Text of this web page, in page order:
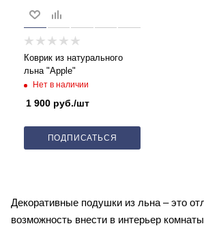
Коврик из натурального
льна "Apple"
Нет в наличии
1 900 руб./шт
ПОДПИСАТЬСЯ
Декоративные подушки из льна – это
возможность внести в интерьер